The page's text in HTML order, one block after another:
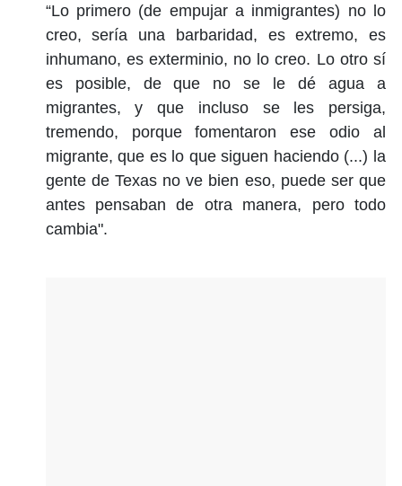
“Lo primero (de empujar a inmigrantes) no lo
creo, sería una barbaridad, es extremo, es
inhumano, es exterminio, no lo creo. Lo otro sí
es posible, de que no se le dé agua a
migrantes, y que incluso se les persiga,
tremendo, porque fomentaron ese odio al
migrante, que es lo que siguen haciendo (...) la
gente de Texas no ve bien eso, puede ser que
antes pensaban de otra manera, pero todo
cambia".